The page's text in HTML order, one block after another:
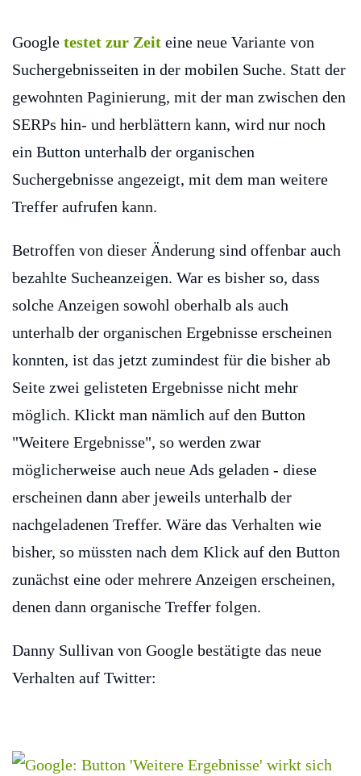
Google testet zur Zeit eine neue Variante von
Suchergebnisseiten in der mobilen Suche. Statt der
gewohnten Paginierung, mit der man zwischen den
SERPs hin- und herblättern kann, wird nur noch
ein Button unterhalb der organischen
Suchergebnisse angezeigt, mit dem man weitere
Treffer aufrufen kann.
Betroffen von dieser Änderung sind offenbar auch
bezahlte Sucheanzeigen. War es bisher so, dass
solche Anzeigen sowohl oberhalb als auch
unterhalb der organischen Ergebnisse erscheinen
konnten, ist das jetzt zumindest für die bisher ab
Seite zwei gelisteten Ergebnisse nicht mehr
möglich. Klickt man nämlich auf den Button
"Weitere Ergebnisse", so werden zwar
möglicherweise auch neue Ads geladen - diese
erscheinen dann aber jeweils unterhalb der
nachgeladenen Treffer. Wäre das Verhalten wie
bisher, so müssten nach dem Klick auf den Button
zunächst eine oder mehrere Anzeigen erscheinen,
denen dann organische Treffer folgen.
Danny Sullivan von Google bestätigte das neue
Verhalten auf Twitter: